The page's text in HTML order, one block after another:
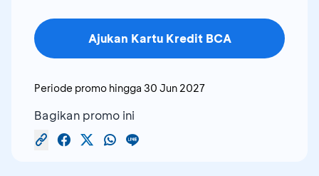
Ajukan Kartu Kredit BCA
Periode promo hingga 30 Jun 2027
Bagikan promo ini